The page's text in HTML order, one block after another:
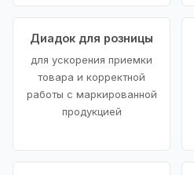
Диадок для розницы
для ускорения приемки
товара и корректной
работы с маркированной
продукцией